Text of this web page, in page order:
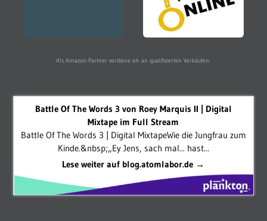
Als Amazon-Partner verdiene ich an qualifizierten Verkäufen.
Battle Of The Words 3 von Roey Marquis II | Digital
Mixtape im Full Stream
Battle Of The Words 3 | Digital MixtapeWie die Jungfrau zum
Kinde.&nbsp;„Ey Jens, sach mal... hast...
Lese weiter auf blog.atomlabor.de →